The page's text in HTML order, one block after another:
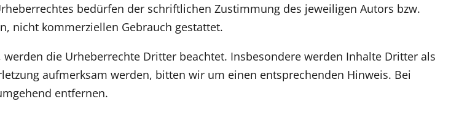
bedürfen der schriftlichen Zustimmung des jeweiligen Autors bzw.
nicht kommerziellen Gebrauch gestattet.
die Urheberrechte Dritter beachtet. Insbesondere werden Inhalte Dritter als
aufmerksam werden, bitten wir um einen entsprechenden Hinweis. Bei
entfernen.